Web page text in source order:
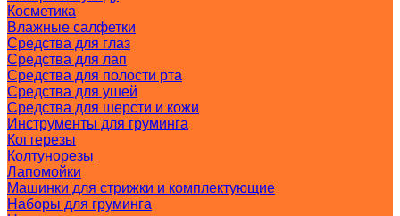
Косметика
Влажные салфетки
Средства для глаз
Средства для лап
Средства для полости рта
Средства для ушей
Средства для шерсти и кожи
Инструменты для груминга
Когтерезы
Колтунорезы
Лапомойки
Машинки для стрижки и комплектующие
Наборы для груминга